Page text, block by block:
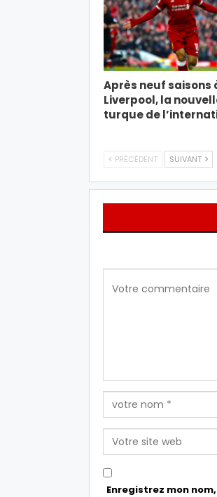
Après neuf saisons
Liverpool, la
turque de
PRÉCÉDENT SUIVANT
Enregistrez mon